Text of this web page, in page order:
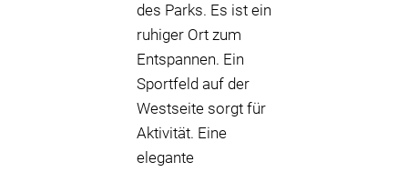
des Parks. Es ist ein
ruhiger Ort zum
Entspannen. Ein
Sportfeld auf der
Westseite sorgt für
Aktivität. Eine
elegante